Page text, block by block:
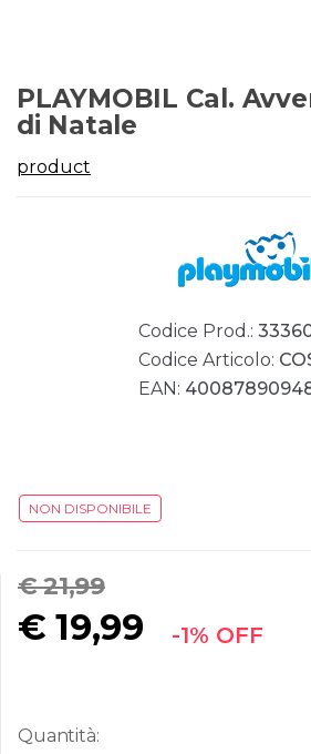
PLAYMOBIL Cal.
di Natale
product
Codice Prod.:
Codice Articolo:
EAN:
NON DISPONIBILE
€ 21,99
€19,99 -1% OFF
Quantità: